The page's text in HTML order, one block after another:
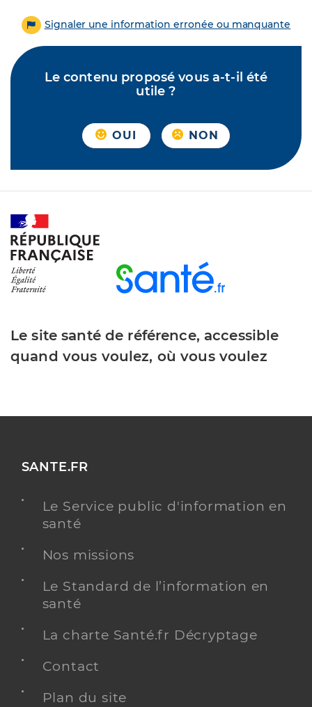
Signaler une information erronée ou manquante
Le contenu proposé vous a-t-il été
utile ?
OUI NON
Le site santé de référence, accessible
quand vous voulez, où vous voulez
SANTE.FR
Le Service public d'information en
santé
Nos missions
Le Standard de l’information en
santé
La charte Santé.fr Décryptage
Contact
Plan du site